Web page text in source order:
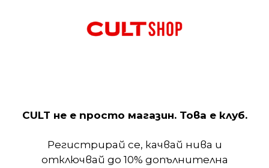
CULT не е просто магазин. Това е клуб.
Регистрирай се, качвай нива и
отключвай до 10% допълнителна